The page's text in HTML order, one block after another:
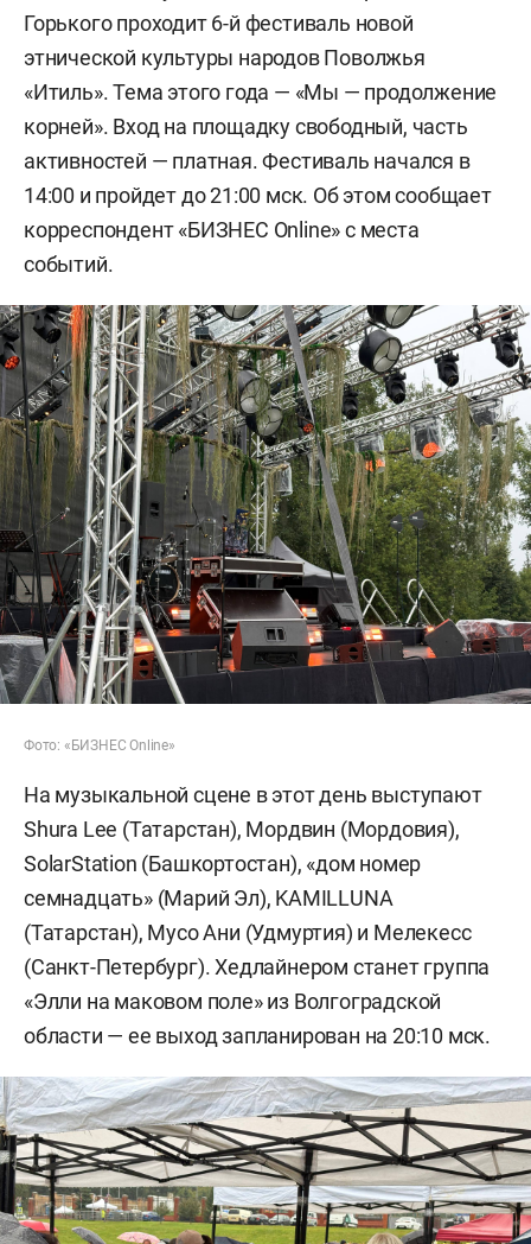
Горького проходит 6-й фестиваль новой
этнической культуры народов Поволжья
«Итиль». Тема этого года — «Мы — продолжение
корней». Вход на площадку свободный, часть
активностей — платная. Фестиваль начался в
14:00 и пройдет до 21:00 мск. Об этом сообщает
корреспондент «БИЗНЕС Online» с места
событий.
Фото: «БИЗНЕС Online»
На музыкальной сцене в этот день выступают
Shura Lee (Татарстан), Мордвин (Мордовия),
SolarStation (Башкортостан), «дом номер
семнадцать» (Марий Эл), KAMILLUNA
(Татарстан), Мусо Ани (Удмуртия) и Мелекесс
(Санкт-Петербург). Хедлайнером станет группа
«Элли на маковом поле» из Волгоградской
области — ее выход запланирован на 20:10 мск.